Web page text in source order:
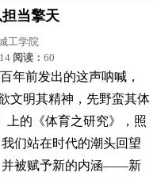
当擎天
工学院
阅读： 60
年前发出的这声呐喊，
文明其精神，先野蛮其体
上的《体育之研究》，照
们站在时代的潮头回望
并被赋予新的内涵——新